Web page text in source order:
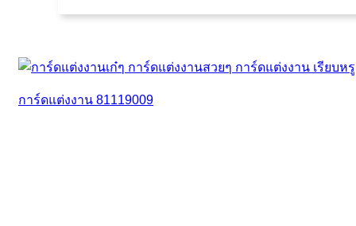
การ์ดแต่งงาน 81119009